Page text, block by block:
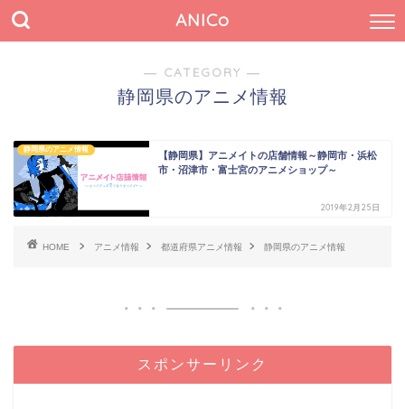
ANICo
― CATEGORY ―
静岡県のアニメ情報
静岡県のアニメ情報
【静岡県】アニメイトの店舗情報～静岡市・浜松
市・沼津市・富士宮のアニメショップ～
2019年2月25日
HOME アニメ情報 都道府県アニメ情報 静岡県のアニメ情報
スポンサーリンク